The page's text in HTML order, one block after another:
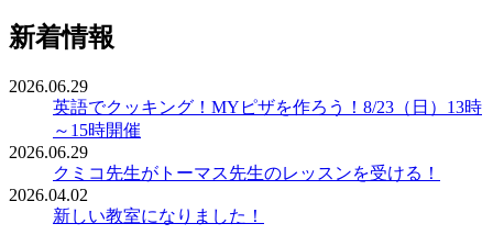
新着情報
2026.06.29
英語でクッキング！MYピザを作ろう！8/23（日）13時
～15時開催
2026.06.29
クミコ先生がトーマス先生のレッスンを受ける！
2026.04.02
新しい教室になりました！